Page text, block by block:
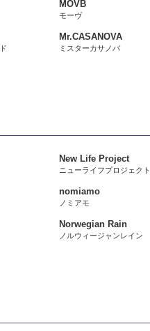
MOVB
モーヴ
Mr.CASANOVA
ミスターカサノバ
New Life Project
ニューライフプロジェクト
nomiamo
ノミアモ
Norwegian Rain
ノルウィージャンレイン